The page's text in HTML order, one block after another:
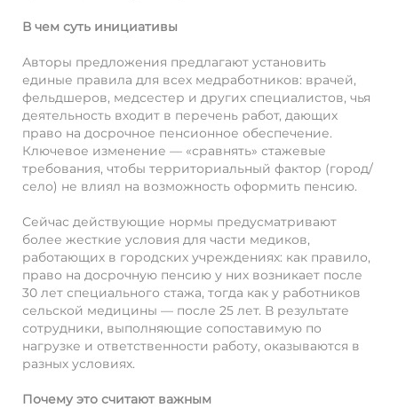
В чем суть инициативы
Авторы предложения предлагают установить
единые правила для всех медработников: врачей,
фельдшеров, медсестер и других специалистов, чья
деятельность входит в перечень работ, дающих
право на досрочное пенсионное обеспечение.
Ключевое изменение — «сравнять» стажевые
требования, чтобы территориальный фактор (город/
село) не влиял на возможность оформить пенсию.
Сейчас действующие нормы предусматривают
более жесткие условия для части медиков,
работающих в городских учреждениях: как правило,
право на досрочную пенсию у них возникает после
30 лет специального стажа, тогда как у работников
сельской медицины — после 25 лет. В результате
сотрудники, выполняющие сопоставимую по
нагрузке и ответственности работу, оказываются в
разных условиях.
Почему это считают важным